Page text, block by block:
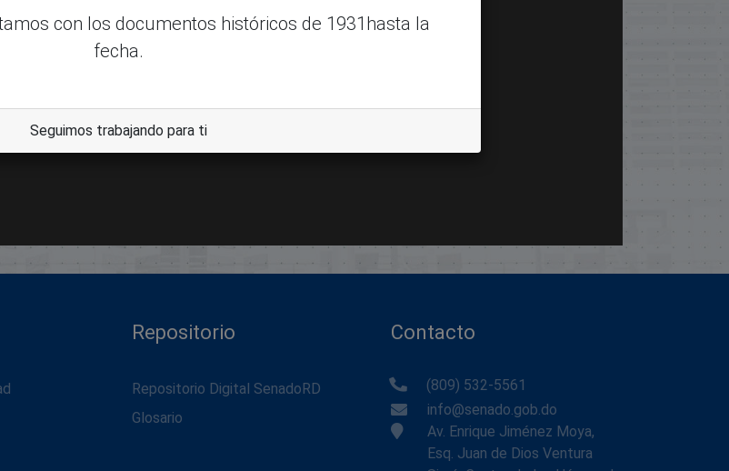
Repositorio
Repositorio Digital SenadoRD
Glosario
Contacto
(809) 532-5561
info@senado.gob.do
Av. Enrique Jiménez Moya,
Esq. Juan de Dios Ventura
con los documentos históricos de 1931hasta la
fecha.
Seguimos trabajando para ti